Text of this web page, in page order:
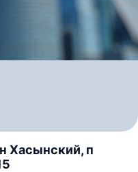
Хасынский, п